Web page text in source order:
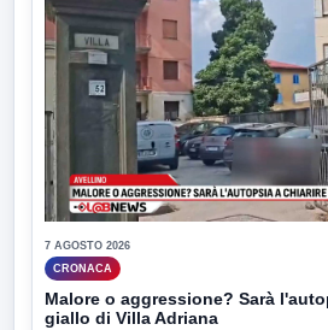
7 AGOSTO 2026
CRONACA
Malore o aggressione? Sarà
giallo di Villa Adriana